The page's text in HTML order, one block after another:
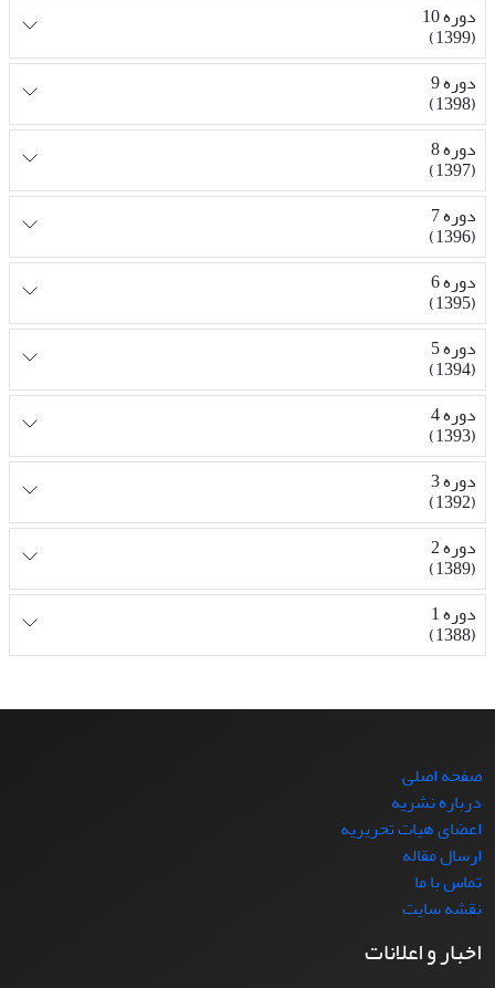
دوره 10
(1399)
دوره 9
(1398)
دوره 8
(1397)
دوره 7
(1396)
دوره 6
(1395)
دوره 5
(1394)
دوره 4
(1393)
دوره 3
(1392)
دوره 2
(1389)
دوره 1
(1388)
صفحه اصلی
درباره نشریه
اعضای هیات تحریریه
ارسال مقاله
تماس با ما
نقشه سایت
اخبار و اعلانات